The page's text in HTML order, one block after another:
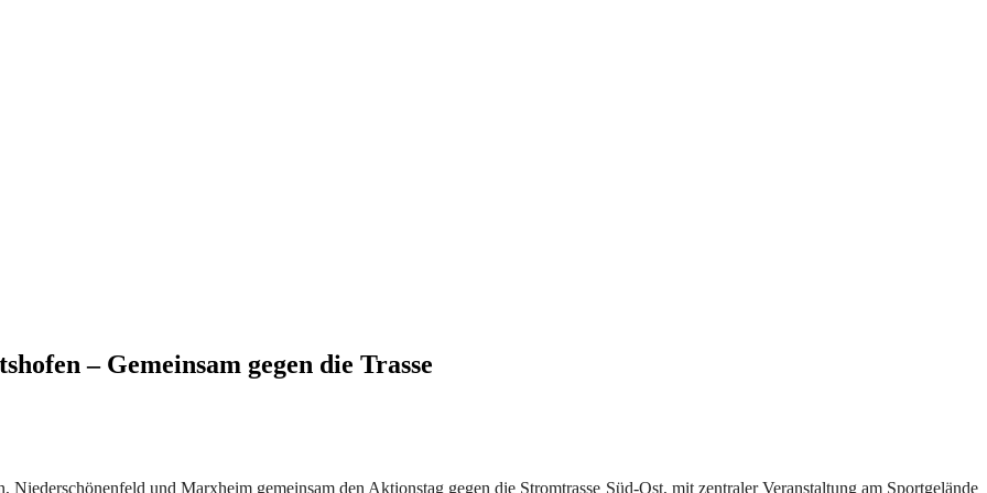
– Gemein­sam gegen die Trasse
und Marx­heim gemein­sam den Akti­ons­tag gegen die Strom­tras­se Süd-Ost, mit zen­tra­ler Ver­an­stal­tung am Sport­ge­län­de